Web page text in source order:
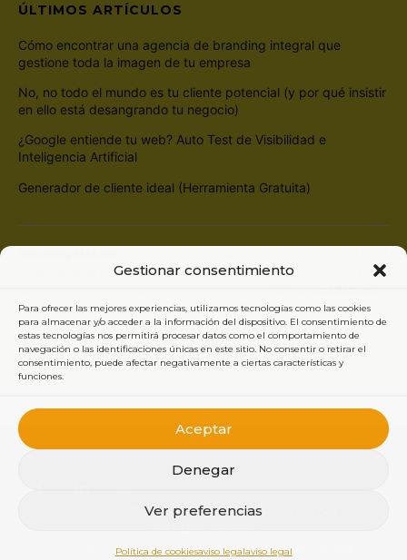
Gestionar consentimiento
Para ofrecer las mejores experiencias, utilizamos tecnologías como las cookies
para almacenar y/o acceder a la información del dispositivo. El consentimiento de
estas tecnologías nos permitirá procesar datos como el comportamiento de
navegación o las identificaciones únicas en este sitio. No consentir o retirar el
consentimiento, puede afectar negativamente a ciertas características y
funciones.
Aceptar
Denegar
Ver preferencias
Política de cookiesaviso legalaviso legal
ÚLTIMOS ARTÍCULOS
Cómo encontrar una agencia de branding integral que
gestione toda la imagen de tu empresa
No, no todo el mundo es tu cliente potencial (y por qué insistir
en ello está desangrando tu negocio)
¿Google entiende tu web? Auto Test de Visibilidad e
Inteligencia Artificial
Generador de cliente ideal (Herramienta Gratuita)
Calle Eduardo Marquina 13, 28019 Madrid (Solo atención online,
reunión haciendo clic aquí
Teléfono:684 045 439 | Email:info@brandingmakers.es
Copyright © 2026 Branding Makers – Creado por
Política de Cookies| Política de Privacidad Aviso Legal | Responsabilidad